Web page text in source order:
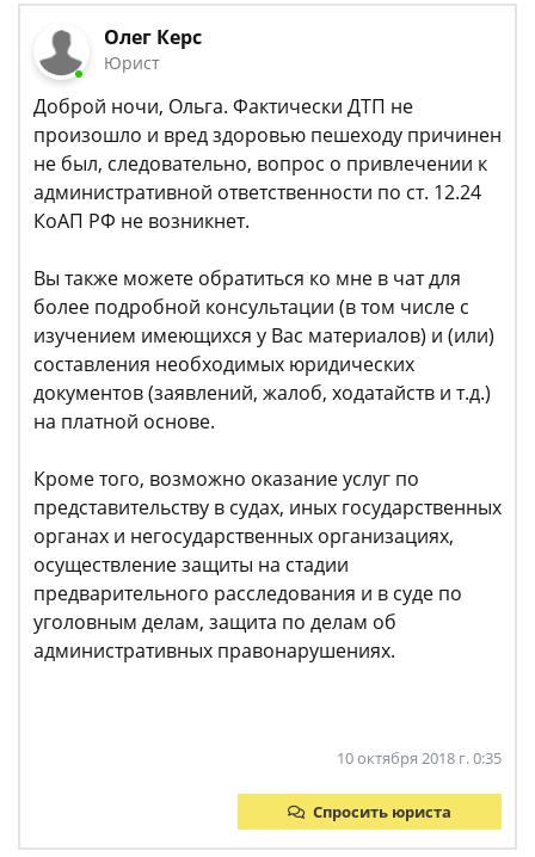
Олег Керс
Юрист
Доброй ночи, Ольга. Фактически ДТП не
произошло и вред здоровью пешеходу причинен
не был, следовательно, вопрос о привлечении к
административной ответственности по ст. 12.24
КоАП РФ не возникнет.
Вы также можете обратиться ко мне в чат для
более подробной консультации (в том числе с
изучением имеющихся у Вас материалов) и (или)
составления необходимых юридических
документов (заявлений, жалоб, ходатайств и т.д.)
на платной основе.
Кроме того, возможно оказание услуг по
представительству в судах, иных государственных
органах и негосударственных организациях,
осуществление защиты на стадии
предварительного расследования и в суде по
уголовным делам, защита по делам об
административных правонарушениях.
10 октября 2018 г. 0:35
Спросить юриста